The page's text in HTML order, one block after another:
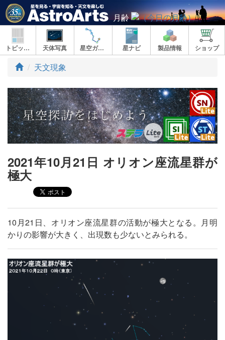
月齢
トピックス 天体写真 星空ガイド 星ナビ 製品情報 ショップ
ト
プ
天文現象
2021年10月21日 オリオン座流星群が
極大
10月21日、オリオン座流星群の活動が極大となる。月明
かりの影響が大きく、出現数も少ないとみられる。